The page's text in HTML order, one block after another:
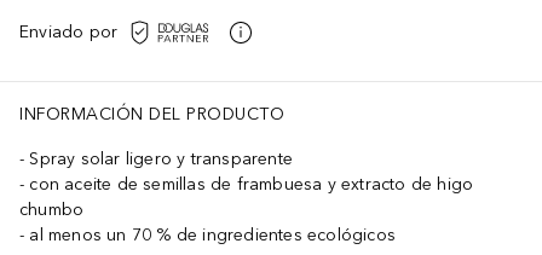
Enviado por
INFORMACIÓN DEL PRODUCTO
Spray solar ligero y transparente
con aceite de semillas de frambuesa y extracto de higo
chumbo
al menos un 70 % de ingredientes ecológicos